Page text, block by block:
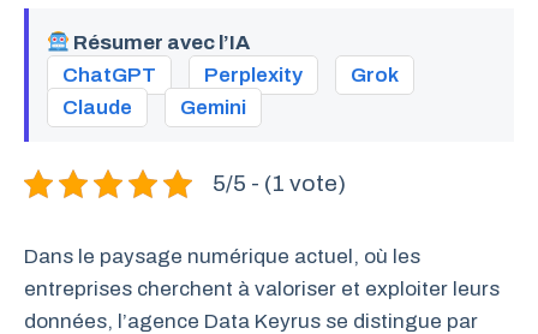
Résumer avec l’IA
ChatGPT
Perplexity
Grok
Claude
Gemini
5/5 - (1 vote)
Dans le paysage numérique actuel, où les
entreprises cherchent à valoriser et exploiter leurs
données, l’agence Data Keyrus se distingue par